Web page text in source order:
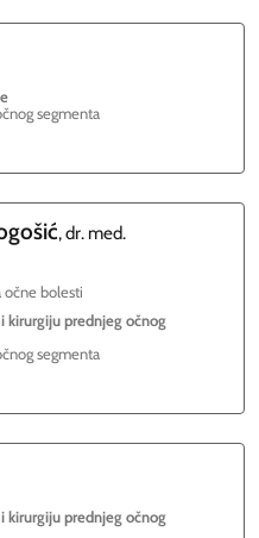
segmenta
, dr. med.
očne bolesti
kirurgiju prednjeg očnog
segmenta
kirurgiju prednjeg očnog